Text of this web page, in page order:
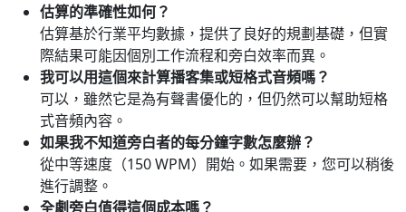
估算的準確性如何？
估算基於行業平均數據，提供了良好的規劃基礎，但實
際結果可能因個別工作流程和旁白效率而異。
我可以用這個來計算播客集或短格式音頻嗎？
可以，雖然它是為有聲書優化的，但仍然可以幫助短格
式音頻內容。
如果我不知道旁白者的每分鐘字數怎麼辦？
從中等速度（150 WPM）開始。如果需要，您可以稍後
進行調整。
全劇旁白值得這個成本嗎？